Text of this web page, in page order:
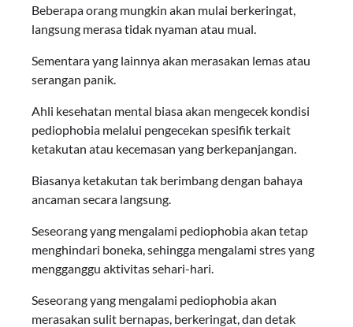
Beberapa orang mungkin akan mulai berkeringat,
langsung merasa tidak nyaman atau mual.
Sementara yang lainnya akan merasakan lemas atau
serangan panik.
Ahli kesehatan mental biasa akan mengecek kondisi
pediophobia melalui pengecekan spesifik terkait
ketakutan atau kecemasan yang berkepanjangan.
Biasanya ketakutan tak berimbang dengan bahaya
ancaman secara langsung.
Seseorang yang mengalami pediophobia akan tetap
menghindari boneka, sehingga mengalami stres yang
mengganggu aktivitas sehari-hari.
Seseorang yang mengalami pediophobia akan
merasakan sulit bernapas, berkeringat, dan detak